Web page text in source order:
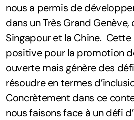
nous a permis de
dans un Très Grand Genève,
Singapour et la Chine.
positive pour la promotion
ouverte mais génère des
résoudre en termes
Concrètement dans ce
nous faisons face à un défi